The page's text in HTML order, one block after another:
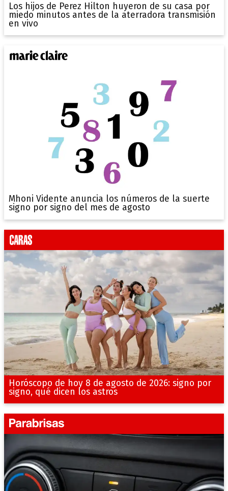
Los hijos de Perez Hilton huyeron de su casa por
miedo minutos antes de la aterradora transmisión
en vivo
Mhoni Vidente anuncia los números de la suerte
signo por signo del mes de agosto
Horóscopo de hoy 8 de agosto de 2026: signo por
signo, qué dicen los astros